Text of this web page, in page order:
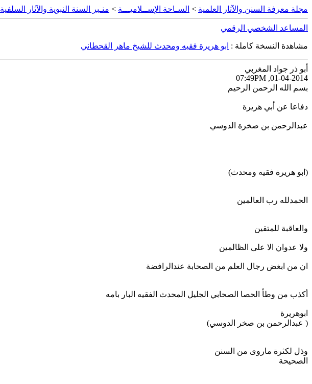
مجلة معرفة السنن والآثار العلمية > السـاحة الإســلاميـــة > منـبر السنة النبوية والآثار السلفية
المساعد الشخصي الرقمي
مشاهدة النسخة كاملة : ابو هريرة فقيه ومحدث للشيخ ماهر القحطاني
أبو ذر جواد المغربي
01-04-2014, 07:49PM
بسم الله الرحمن الرحيم
دفاعا عن أبي هريرة
عبدالرحمن بن صخرة الدوسي
(ابو هريرة فقيه ومحدث)
الحمدلله رب العالمين
والعاقبة للمتقين
ولا عدوان الا على الظالمين
ان من ابغض رجال العلم من الصحابة عندالرافضة
أكذب من وطأ الحصا الصحابي الجليل المحدث الفقيه البار بامه
ابوهريرة
( عبدالرحمن بن صخر الدوسي)
وذل لكثرة ماروى من السنن
الصحيحة